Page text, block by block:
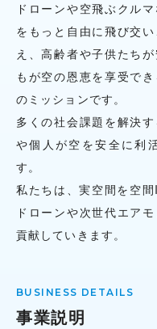
ドローンや空飛ぶクル
をもっと自由に飛び交
え、高齢者や子供たち
もが空の恩恵を享受で
のミッションです。
多くの社会課題を解決
や個人が空を安全に利
す。
私たちは、実空間を空
ドローンや次世代エア
貢献していきます。
事業説明